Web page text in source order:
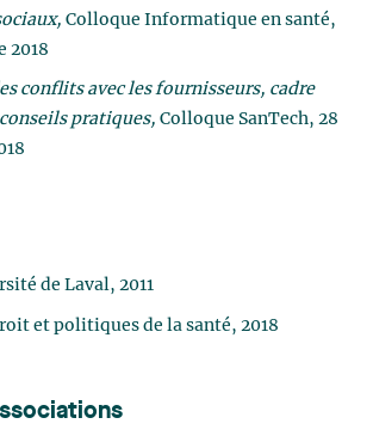
Colloque Informatique en santé,
2018
conflits avec les fournisseurs, cadre
pratiques, Colloque SanTech, 28
de Laval, 2011
et politiques de la santé, 2018